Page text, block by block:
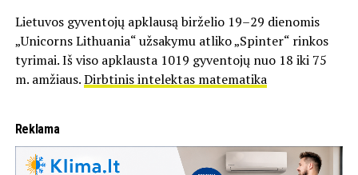
Lietuvos gyventojų apklausą birželio 19–29 dienomis
„Unicorns Lithuania“ užsakymu atliko „Spinter“ rinkos
tyrimai. Iš viso apklausta 1019 gyventojų nuo 18 iki 75
m. amžiaus.Dirbtinis intelektas matematika
Reklama